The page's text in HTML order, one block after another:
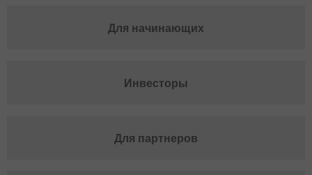
Для начинающих
Инвесторы
Для партнеров